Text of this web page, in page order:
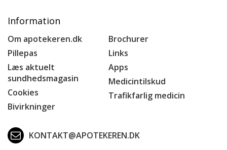
Information
Om apotekeren.dk
Pillepas
Læs aktuelt
sundhedsmagasin
Cookies
Bivirkninger
Brochurer
Links
Apps
Medicintilskud
Trafikfarlig medicin
KONTAKT@APOTEKEREN.DK